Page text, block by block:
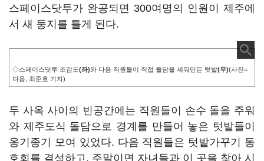
스페이스닷투가 완공되면 300여명의 인원이 제주에
서 새 둥지를 틀게 된다.
◇스페이스닷투 조감도(좌)와 다음 직원들이 직접 돌담을 세워만든 텃밭(우)(사진=
다음, 최준호 기자)
두 사옥 사이의 빈공간에는 직원들이 손수 돌을 주워
와 제주도식 돌담으로 경계를 만들어 놓은 텃밭들이
옹기종기 모여 있었다. 다음 직원들은 텃밭가꾸기 동
호회를 결성하고, 주말이면 자녀들과 이 곳을 찾아 시